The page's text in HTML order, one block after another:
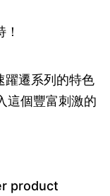
躍遷系列的特色
這個豐富刺激的
product